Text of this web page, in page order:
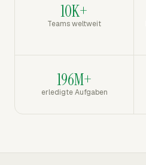
10K+
Teams weltweit
196M+
erledigte Aufgaben